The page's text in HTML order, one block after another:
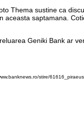
Thema sustine ca
aceasta saptamana.
Geniki Bank ar
stire/